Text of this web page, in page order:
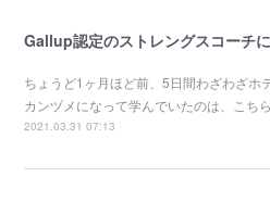
ちょうど1ヶ月ほど前、5日間わざわざホ
カンヅメになって学んでいたのは、こち
2021.03.31 07:13